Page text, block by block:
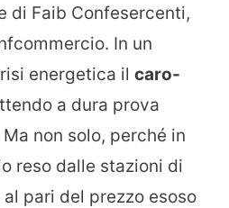
di Faib Confesercenti,
In un
energetica il caro-
a dura prova
non solo, perché in
reso dalle stazioni di
pari del prezzo esoso